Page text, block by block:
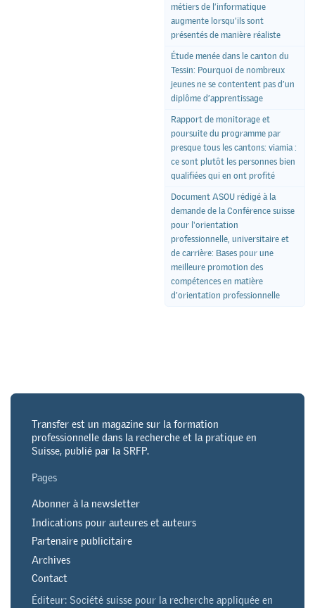
métiers de l’informatique
augmente lorsqu’ils sont
présentés de manière réaliste
Étude menée dans le canton du
Tessin: Pourquoi de nombreux
jeunes ne se contentent pas d’un
diplôme d’apprentissage
Rapport de monitorage et
poursuite du programme par
presque tous les cantons: viamia :
ce sont plutôt les personnes bien
qualifiées qui en ont profité
Document ASOU rédigé à la
demande de la Conférence suisse
pour l'orientation
professionnelle, universitaire et
de carrière: Bases pour une
meilleure promotion des
compétences en matière
d’orientation professionnelle
Transfer est un magazine sur la formation
professionnelle dans la recherche et la pratique en
Suisse, publié par la SRFP.
Pages
Abonner à la newsletter
Indications pour auteures et auteurs
Partenaire publicitaire
Archives
Contact
Éditeur: Société suisse pour la recherche appliquée en